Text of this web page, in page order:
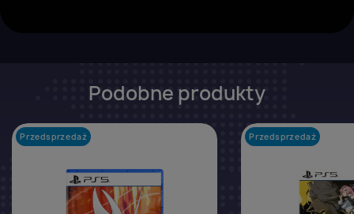
Podobne produkty
Przedsprzedaż Przedsprzedaż